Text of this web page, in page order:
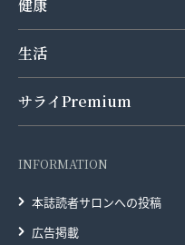
健康
生活
サライPremium
INFORMATION
本誌読者サロンへの投稿
広告掲載